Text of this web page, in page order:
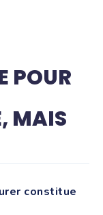
POUR
MAIS
constitue